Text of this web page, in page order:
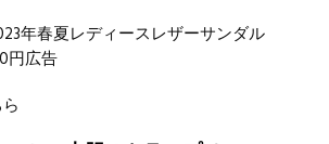
年春夏レディースレザーサンダル
円広告